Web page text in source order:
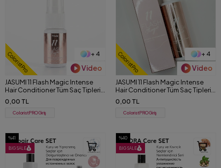
ColoristPro + 4
Video
JASUMI 11 Flash Magic Intense
Hair Conditioner Tüm Saç Tipleri
İçin Yoğun Bakım Spreyi 10 ml
0,00 TL
ColoristPRO Giriş
ColoristPro + 4
Video
JASUMI 11 Flash Magic Intense
Hair Conditioner Tüm Saç Tipleri
İçin Yoğun Bakım Spreyi 150 ml
0,00 TL
ColoristPRO Giriş
%41
BIG SALE
%40
BIG SALE